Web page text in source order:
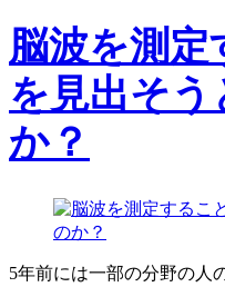
脳波を測
を見出そ
か？
5年前には一部の分野の人